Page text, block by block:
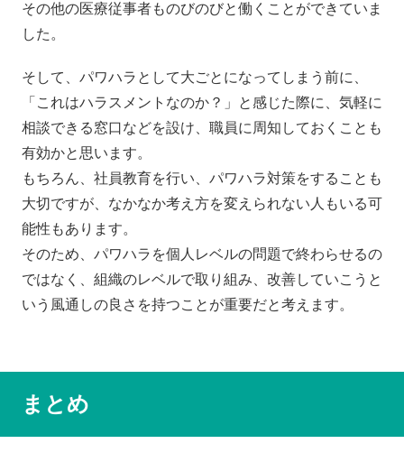
その他の医療従事者ものびのびと働くことができていま
した。
そして、パワハラとして大ごとになってしまう前に、
「これはハラスメントなのか？」と感じた際に、気軽に
相談できる窓口などを設け、職員に周知しておくことも
有効かと思います。
もちろん、社員教育を行い、パワハラ対策をすることも
大切ですが、なかなか考え方を変えられない人もいる可
能性もあります。
そのため、パワハラを個人レベルの問題で終わらせるの
ではなく、組織のレベルで取り組み、改善していこうと
いう風通しの良さを持つことが重要だと考えます。
まとめ